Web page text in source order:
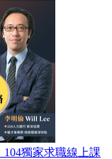
104獨家求職線上課